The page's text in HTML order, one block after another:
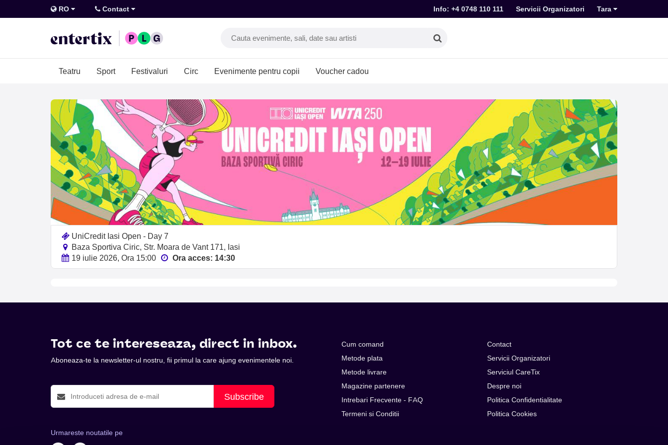
RO Contact Info: +4 0748 110 111 Servicii Organizatori Tara
Teatru Sport Festivaluri Circ Evenimente pentru copii Voucher cadou
UniCredit Iasi Open - Day 7
Baza Sportiva Ciric, Str. Moara de Vant 171, Iasi
19 iulie 2026, Ora 15:00
Ora acces: 14:30
Tot ce te intereseaza, direct in inbox.
Aboneaza-te la newsletter-ul nostru, fii primul la care ajung evenimentele noi.
Subscribe
Urmareste noutatile pe
Cum comand
Metode plata
Metode livrare
Magazine partenere
Intrebari Frecvente - FAQ
Termeni si Conditii
Contact
Servicii Organizatori
Serviciul CareTix
Despre noi
Politica Confidentialitate
Politica Cookies